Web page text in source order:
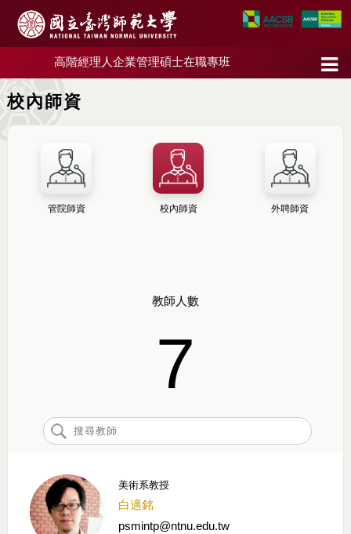
高階經理人企業管理碩士在職專班
校內師資
管院師資 校內師資 外聘師資
教師人數
7
美術系教授
白適銘
psmintp@ntnu.edu.tw